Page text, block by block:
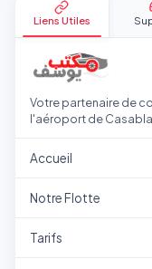
Liens Utiles
Votre partenaire de
l'aéroport de
Accueil
Notre Flotte
Tarifs